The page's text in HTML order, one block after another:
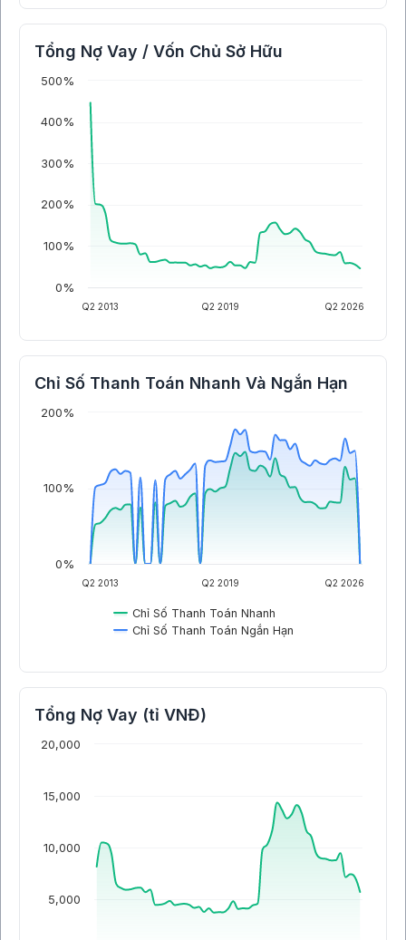
Tổng Nợ Vay / Vốn Chủ Sở Hữu
Q2 2013 Q2 2019 Q2 2026
0%
100%
200%
300%
400%
500%
Chỉ Số Thanh Toán Nhanh Và Ngắn Hạn
Chỉ Số Thanh Toán Nhanh
Chỉ Số Thanh Toán Ngắn Hạn
Q2 2013 Q2 2019 Q2 2026
0%
100%
200%
Tổng Nợ Vay (tỉ VNĐ)
5,000
10,000
15,000
20,000